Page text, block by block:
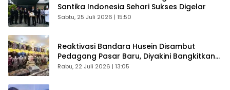
Santika Indonesia Sehari Sukses Digelar
Sabtu, 25 Juli 2026 | 15:50
Reaktivasi Bandara Husein Disambut
Pedagang Pasar Baru, Diyakini Bangkitkan
Kembali Ekonomi Bandung
Rabu, 22 Juli 2026 | 13:05